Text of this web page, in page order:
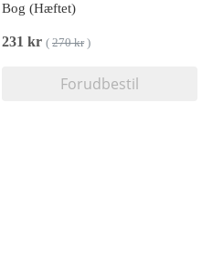
Bog (Hæftet)
231 kr ( 270 kr)
Forudbestil